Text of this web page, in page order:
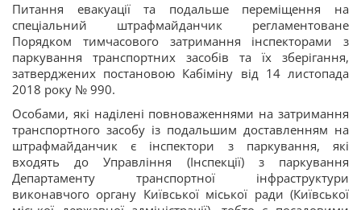
Питання евакуації та подальше переміщення на
спеціальний штрафмайданчик регламентоване
Порядком тимчасового затримання інспекторами з
паркування транспортних засобів та їх зберігання,
затверджених постановою Кабіміну від 14 листопада
2018 року № 990.
Особами, які наділені повноваженнями на затримання
транспортного засобу із подальшим доставленням на
штрафмайданчик є інспектори з паркування, які
входять до Управління (Інспекції) з паркування
Департаменту транспортної інфраструктури
виконавчого органу Київської міської ради (Київської